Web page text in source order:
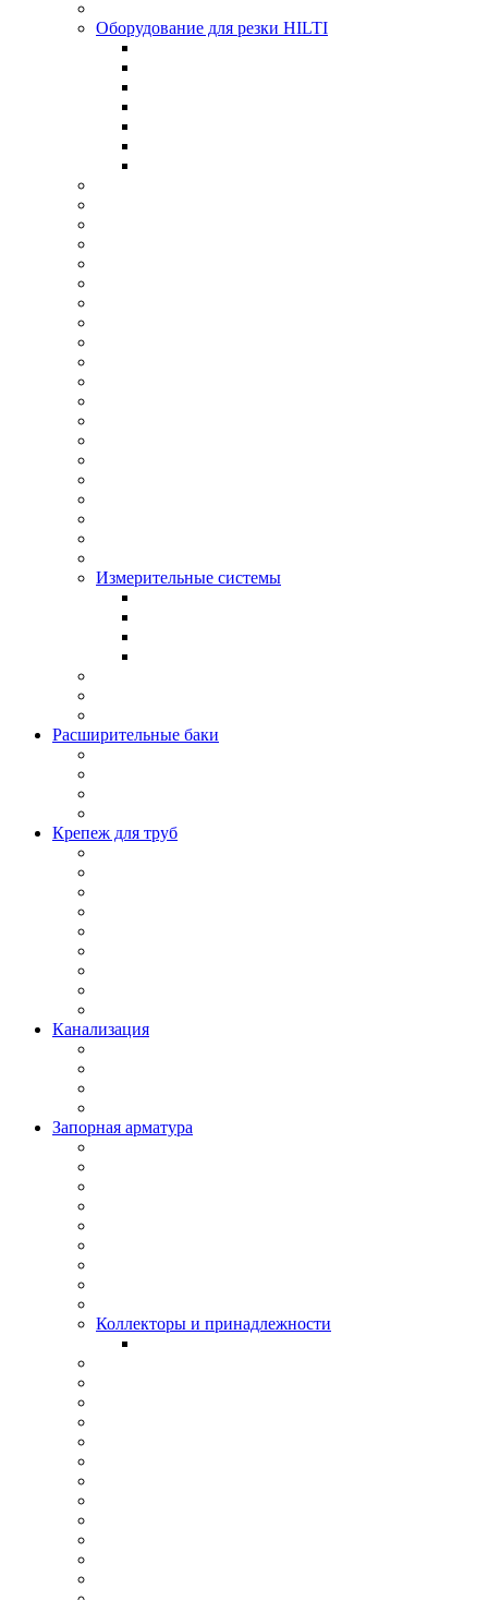
Оборудование для резки HILTI
Измерительные системы
Расширительные баки
Крепеж для труб
Канализация
Запорная арматура
Коллекторы и принадлежности